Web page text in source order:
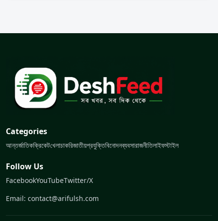
Categories
আন্তর্জাতিকক্রিকেটখেলাচাকরিজাতীয়প্রযুক্তিবিনোদনব্যবসারাজনীতিলাইফস্টাইল
Follow Us
FacebookYouTubeTwitter/X
Email: contact@arifulsh.com